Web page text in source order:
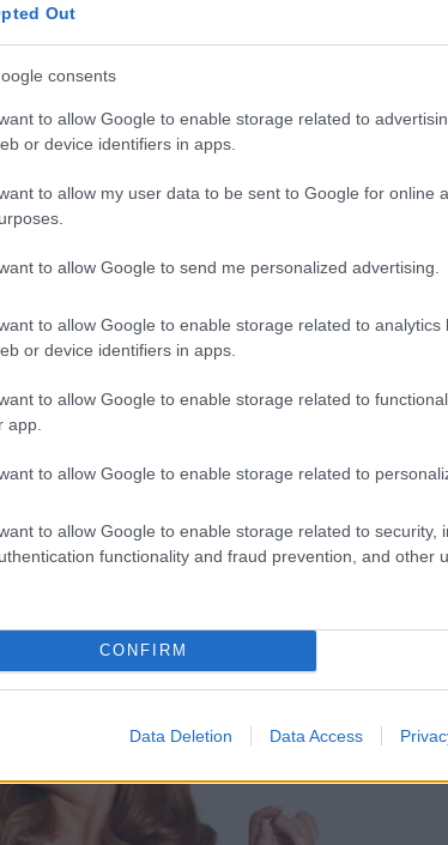
Out
consents
to allow Google to enable storage related to
or device identifiers in apps.
to allow my user data to be sent to Google for online
to allow Google to send me personalized advertising.
to allow Google to enable storage related to analytics
or device identifiers in apps.
to allow Google to enable storage related to
app.
to allow Google to enable storage related to
to allow Google to enable storage related to security,
functionality and fraud prevention, and other
CONFIRM
Data Deletion Data Access
ki a szörnyű balesetről. "
szemben - Szeged irányába -
amikor a 23.200-as méterszelvénynél
2019. szeptember 6-án 1 óra 45
három ember életét vesztette,
AUTÓPÁLYA ÖNGYILKOSSÁG